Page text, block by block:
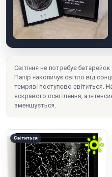
Світіння не потребує
Папір накопичує світло від
темряві поступово світиться.
яскравого освітлення, а
зменшується.
Світиться